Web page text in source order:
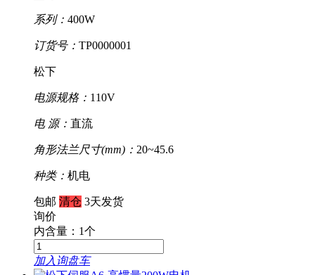
系列： 400W
订货号： TP0000001
松下
电源规格： 110V
电 源： 直流
角形法兰尺寸(mm)： 20~45.6
种类： 机电
包邮 清仓 3天发货
询价
内含量：1个
加入询盘车